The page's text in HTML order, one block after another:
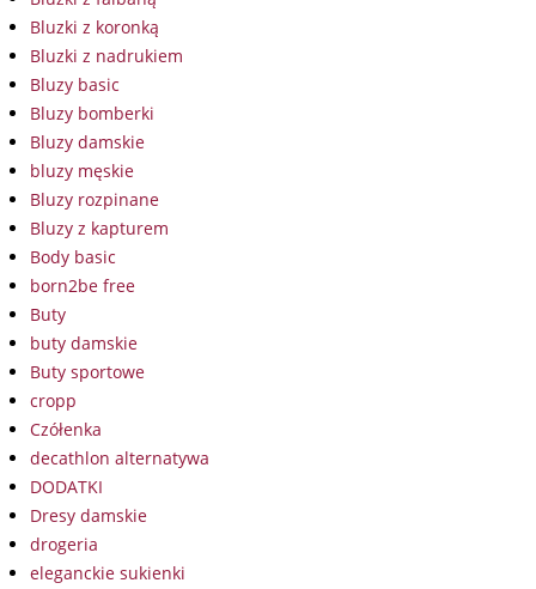
Bluzki z koronką
Bluzki z nadrukiem
Bluzy basic
Bluzy bomberki
Bluzy damskie
bluzy męskie
Bluzy rozpinane
Bluzy z kapturem
Body basic
born2be free
Buty
buty damskie
Buty sportowe
cropp
Czółenka
decathlon alternatywa
DODATKI
Dresy damskie
drogeria
eleganckie sukienki